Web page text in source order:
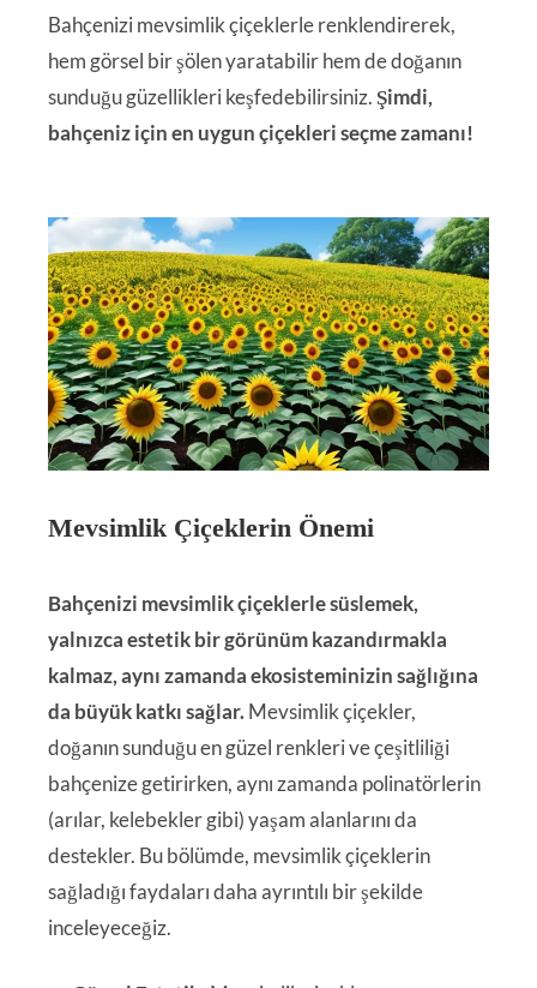
Bahçenizi mevsimlik çiçeklerle renklendirerek,
hem görsel bir şölen yaratabilir hem de doğanın
sunduğu güzellikleri keşfedebilirsiniz. Şimdi,
bahçeniz için en uygun çiçekleri seçme zamanı!
Mevsimlik Çiçeklerin Önemi
Bahçenizi mevsimlik çiçeklerle süslemek,
yalnızca estetik bir görünüm kazandırmakla
kalmaz, aynı zamanda ekosisteminizin sağlığına
da büyük katkı sağlar.Mevsimlik çiçekler,
doğanın sunduğu en güzel renkleri ve çeşitliliği
bahçenize getirirken, aynı zamanda polinatörlerin
(arılar, kelebekler gibi) yaşam alanlarını da
destekler. Bu bölümde, mevsimlik çiçeklerin
sağladığı faydaları daha ayrıntılı bir şekilde
inceleyeceğiz.